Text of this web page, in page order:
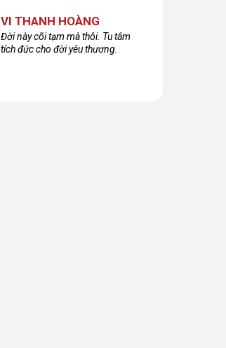
VI THANH HOÀNG
Đời này cõi tạm mà thôi. Tu tâm
tích đức cho đời yêu thương.